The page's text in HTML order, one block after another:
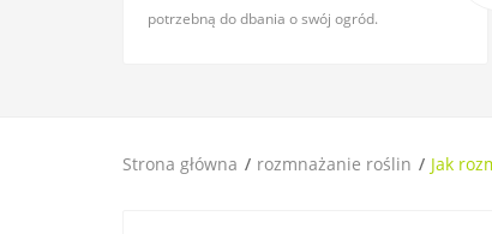
potrzebną do dbania o swój ogród.
Strona główna rozmnażanie roślin Jak